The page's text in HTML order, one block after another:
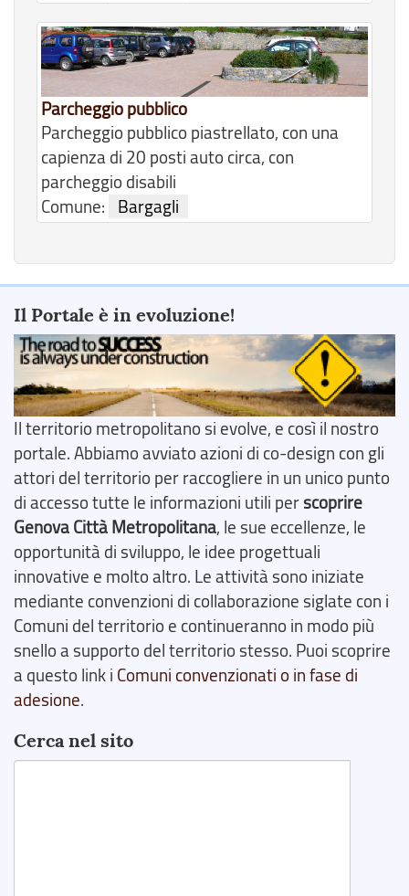
Parcheggio pubblico
Parcheggio pubblico piastrellato, con una
capienza di 20 posti auto circa, con
parcheggio disabili
Comune:
Bargagli
Il Portale è in evoluzione!
Il territorio metropolitano si evolve, e così il nostro
portale. Abbiamo avviato azioni di co-design con gli
attori del territorio per raccogliere in un unico punto
di accesso tutte le informazioni utili perscoprire
Genova Città Metropolitana, le sue eccellenze, le
opportunità di sviluppo, le idee progettuali
innovative e molto altro. Le attività sono iniziate
mediante convenzioni di collaborazione siglate con i
Comuni del territorio e continueranno in modo più
snello a supporto del territorio stesso. Puoi scoprire
a questo link i Comuni convenzionati o in fase di
adesione.
Cerca nel sito